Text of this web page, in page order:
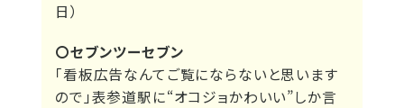
日）
〇セブンツーセブン
「看板広告なんてご覧にならないと思います
ので」表参道駅に“オコジョかわいい”しか言